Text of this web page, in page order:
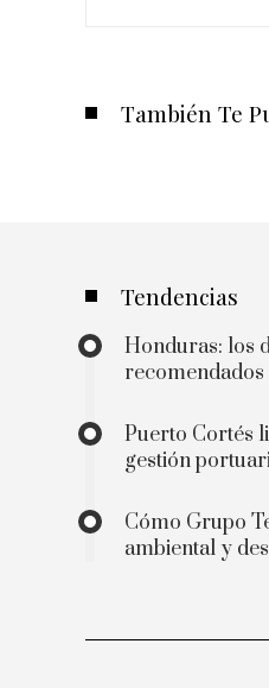
También Te
Tendencias
Honduras: los
recomendados
Puerto Cortés
gestión
Cómo Grupo
ambiental y